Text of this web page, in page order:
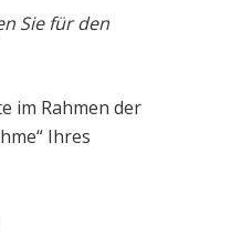
Sie für den
im Rahmen der
Ihres